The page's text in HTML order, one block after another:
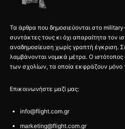
Τα άρθρα που δημοσιεύονται στο
συντάκτες τους κι όχι απαραίτητα τον
αναδημοσίευση χωρίς γραπτή έγκριση.
λαμβάνονται νομικά μέτρα. Ο ιστότοπος
των σχολίων, τα οποία εκφράζουν μόνο
Επικοινωνήστε μαζί μας:
info@flight.com.gr
marketing@flight.com.gr